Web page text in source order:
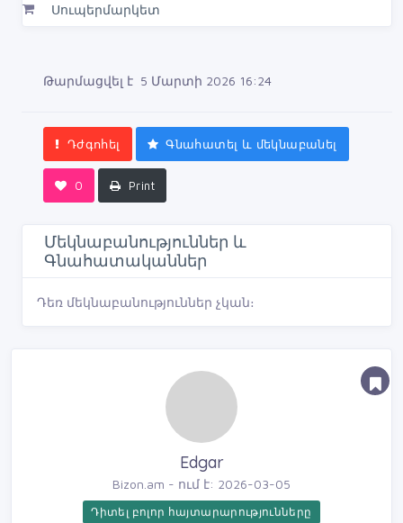
Սուպերմարկետ
Թարմացվել է 5 Մարտի 2026 16:24
Դժգոհել Գնահատել և մեկնաբանել
0 Print
Մեկնաբանություններ և
Գնահատականներ
Դեռ մեկնաբանություններ չկան։
Edgar
Bizon.am - ում է: 2026-03-05
Դիտել բոլոր հայտարարությունները